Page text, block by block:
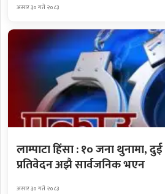
असार ३० गते २०८३
लाम्पाटा हिंसा : १० जना थुनामा,
प्रतिवेदन अझै सार्वजनिक भएन
असार ३० गते २०८३